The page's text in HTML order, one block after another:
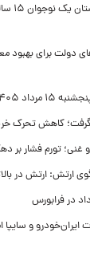
راز
دولت برای
۱۴۰۵ +جدول
گرفت؛ کاهش تحرک
تورم فشار بر
ارتش: ارتش در